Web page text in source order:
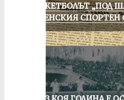
БАСКЕТБОЛЪТ „ПОД
РУСЕНСКИЯ